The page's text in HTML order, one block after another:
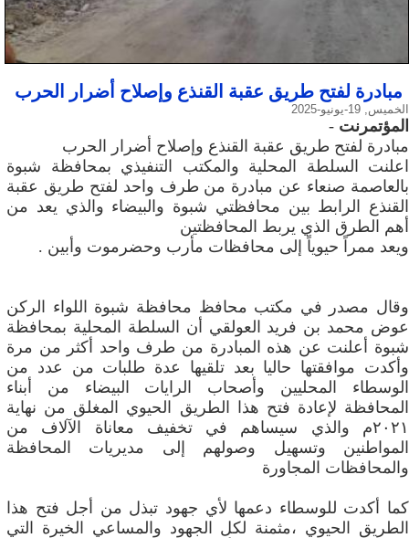
مبادرة لفتح طريق عقبة القنذع وإصلاح أضرار الحرب
الخميس, 19-يونيو-2025
المؤتمرنت -
مبادرة لفتح طريق عقبة القنذع وإصلاح أضرار الحرب
اعلنت السلطة المحلية والمكتب التنفيذي بمحافظة شبوة
بالعاصمة صنعاء عن مبادرة من طرف واحد لفتح طريق عقبة
القنذع الرابط بين محافظتي شبوة والبيضاء والذي يعد من
أهم الطرق الذي يربط المحافظتين
ويعد ممراً حيوياً إلى محافظات مأرب وحضرموت وأبين .
وقال مصدر في مكتب محافظ محافظة شبوة اللواء الركن
عوض محمد بن فريد العولقي أن السلطة المحلية بمحافظة
شبوة أعلنت عن هذه المبادرة من طرف واحد أكثر من مرة
وأكدت موافقتها حاليا بعد تلقيها عدة طلبات من عدد من
الوسطاء المحليين وأصحاب الرايات البيضاء من أبناء
المحافظة لإعادة فتح هذا الطريق الحيوي المغلق من نهاية
٢٠٢١م والذي سيساهم في تخفيف معاناة الآلاف من
المواطنين وتسهيل وصولهم إلى مديريات المحافظة
والمحافظات المجاورة
كما أكدت للوسطاء دعمها لأي جهود تبذل من أجل فتح هذا
الطريق الحيوي ،مثمنة لكل الجهود والمساعي الخيرة التي